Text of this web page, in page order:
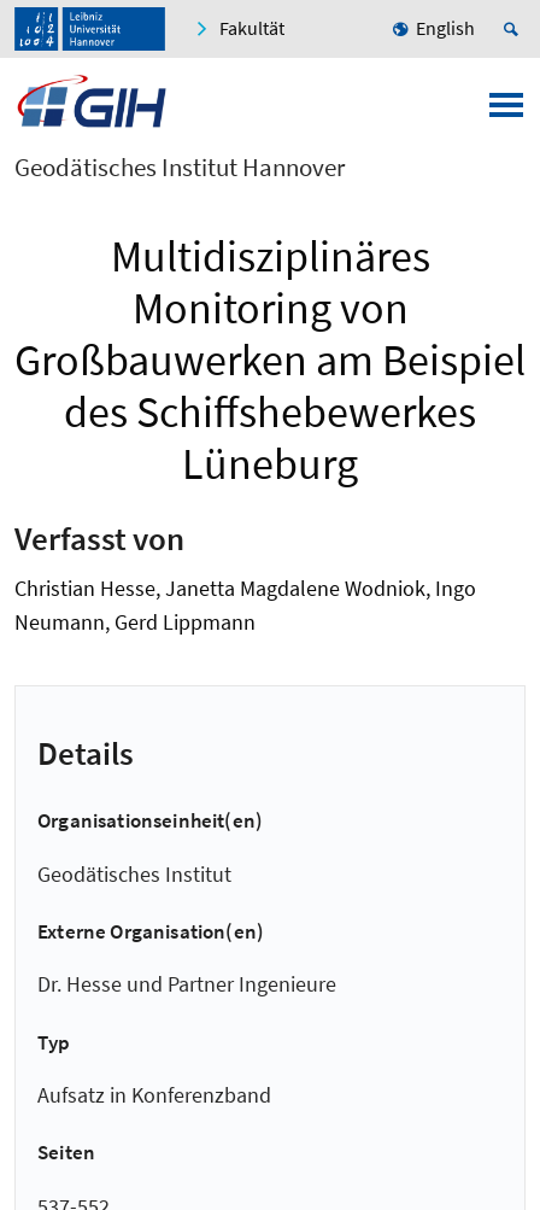
Fakultät English
Geodätisches Institut Hannover
Multidisziplinäres
Monitoring von
Großbauwerken am Beispiel
des Schiffshebewerkes
Lüneburg
Verfasst von
Christian Hesse, Janetta Magdalene Wodniok, Ingo
Neumann, Gerd Lippmann
Details
Organisationseinheit(en)
Geodätisches Institut
Externe Organisation(en)
Dr. Hesse und Partner Ingenieure
Typ
Aufsatz in Konferenzband
Seiten